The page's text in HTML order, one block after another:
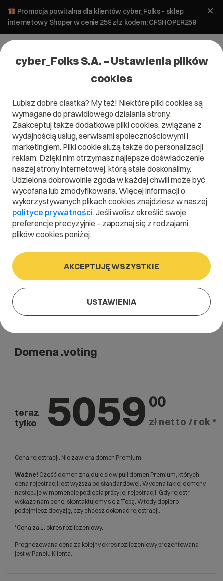
Promocja powitalna dla klientów cyber_Folks - sklep
internetowy Shoper w cenie 259 zł z kodem: CFSHOPER259
Domena .voting
Daj ludziom głos!
.voting
Szukaj
Domena .voting
teraz
tylko
5059 00
zł netto / rok *
Cena rejestracji. Nie zawiera domen Premium.
Ważne! Część domen znajduje się w puli domen Premium, których
cena rejestracji jest wyższa od standardowej. Wycena takiej domeny
następuje w momencie podjęcia próby jej rejestracji. Gdy rejestr
wskaże nam cenę, skontaktujemy się z Tobą. Wtedy dopiero
podejmiesz decyzję, czy chcesz dokonać rejestracji.
*Cena za 1. okres rozliczeniowy.
Prognozowana cena za kolejny okres rozliczeniowy prezentowana
jest w Panelu Klienta.
cyber_Folks S.A. – Ustawienia plików
cookies
Lubisz dobre ciastka? My też! Niektóre pliki cookies są
wymagane do prawidłowego działania strony.
Zaakceptuj także dodatkowe pliki cookies, związane z
wydajnością usług, serwisami społecznościowymi i
marketingiem. Pliki cookie służą także do personalizacji
reklam. Dzięki nim otrzymasz najlepsze doświadczenie
naszej strony internetowej, którą stale doskonalimy.
Udzielona dobrowolnie zgoda w każdej chwili może być
wycofana lub zmodyfikowana. Więcej informacji o
wykorzystywanych plikach cookies znajdziesz w naszej
polityce prywatności. Jeśli wolisz określić swoje
preferencje precyzyjnie – zapoznaj się z rodzajami
plików cookies poniżej.
AKCEPTUJĘ WSZYSTKIE
USTAWIENIA